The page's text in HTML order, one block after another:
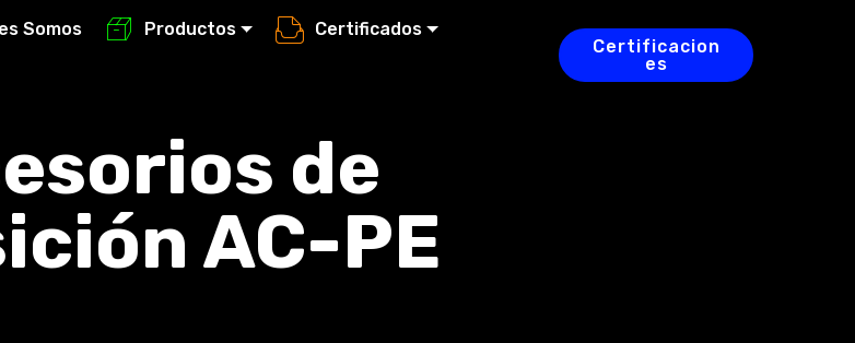
Somos Productos Certificados
Certificacion
es
de
AC-PE